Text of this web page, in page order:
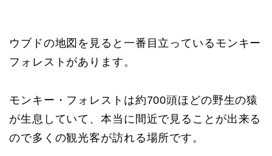
ウブドの地図を見ると一番目立っているモンキー
フォレストがあります。
モンキー・フォレストは約700頭ほどの野生の猿
が生息していて、本当に間近で見ることが出来る
ので多くの観光客が訪れる場所です。